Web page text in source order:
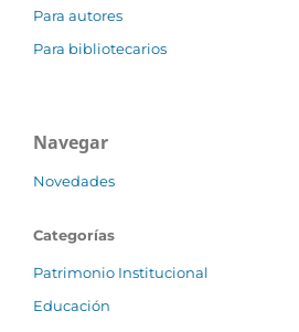
Para autores
Para bibliotecarios
Navegar
Novedades
Categorías
Patrimonio Institucional
Educación